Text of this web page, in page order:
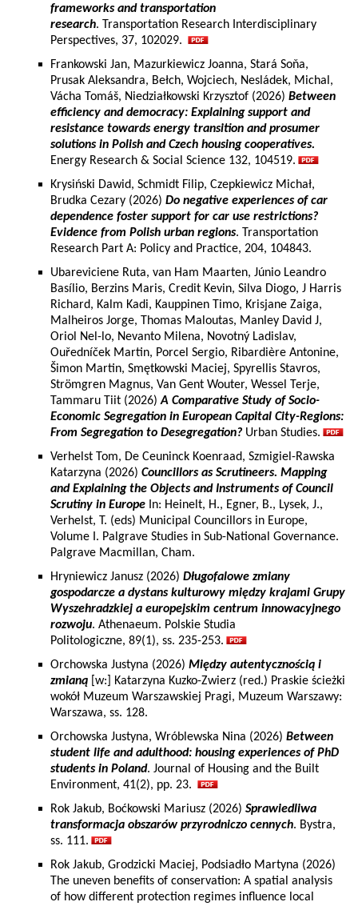
frameworks and transportation
research. Transportation Research Interdisciplinary
Perspectives, 37, 102029.
Frankowski Jan, Mazurkiewicz Joanna, Stará Soňa,
Prusak Aleksandra, Bełch, Wojciech, Nesládek, Michal,
Vácha Tomáš, Niedziałkowski Krzysztof (2026) Between
efficiency and democracy: Explaining support and
resistance towards energy transition and prosumer
solutions in Polish and Czech housing cooperatives.
Energy Research & Social Science 132, 104519.
Krysiński Dawid, Schmidt Filip, Czepkiewicz Michał,
Brudka Cezary (2026) Do negative experiences of car
dependence foster support for car use restrictions?
Evidence from Polish urban regions. Transportation
Research Part A: Policy and Practice, 204, 104843.
Ubareviciene Ruta, van Ham Maarten, Júnio Leandro
Basílio, Berzins Maris, Credit Kevin, Silva Diogo, J Harris
Richard, Kalm Kadi, Kauppinen Timo, Krisjane Zaiga,
Malheiros Jorge, Thomas Maloutas, Manley David J,
Oriol Nel-lo, Nevanto Milena, Novotný Ladislav,
Ouředníček Martin, Porcel Sergio, Ribardière Antonine,
Šimon Martin, Smętkowski Maciej, Spyrellis Stavros,
Strömgren Magnus, Van Gent Wouter, Wessel Terje,
Tammaru Tiit (2026)A Comparative Study of Socio-
Economic Segregation in European Capital City-Regions:
From Segregation to Desegregation? Urban Studies.
Verhelst Tom, De Ceuninck Koenraad, Szmigiel-Rawska
Katarzyna (2026) Councillors as Scrutineers. Mapping
and Explaining the Objects and Instruments of Council
Scrutiny in Europe In: Heinelt, H., Egner, B., Lysek, J.,
Verhelst, T. (eds) Municipal Councillors in Europe,
Volume I. Palgrave Studies in Sub-National Governance.
Palgrave Macmillan, Cham.
Hryniewicz Janusz (2026) Długofalowe zmiany
gospodarcze a dystans kulturowy między krajami Grupy
Wyszehradzkiej a europejskim centrum innowacyjnego
rozwoju. Athenaeum. Polskie Studia
Politologiczne, 89(1), ss. 235-253.
Orchowska Justyna (2026) Między autentycznością i
zmianą [w:] Katarzyna Kuzko-Zwierz (red.) Praskie ścieżki
wokół Muzeum Warszawskiej Pragi, Muzeum Warszawy:
Warszawa, ss. 128.
Orchowska Justyna, Wróblewska Nina (2026) Between
student life and adulthood: housing experiences of PhD
students in Poland. Journal of Housing and the Built
Environment, 41(2), pp. 23.
Rok Jakub, Boćkowski Mariusz (2026) Sprawiedliwa
transformacja obszarów przyrodniczo cennych. Bystra,
ss. 111.
Rok Jakub, Grodzicki Maciej, Podsiadło Martyna (2026)
The uneven benefits of conservation: A spatial analysis
of how different protection regimes influence local